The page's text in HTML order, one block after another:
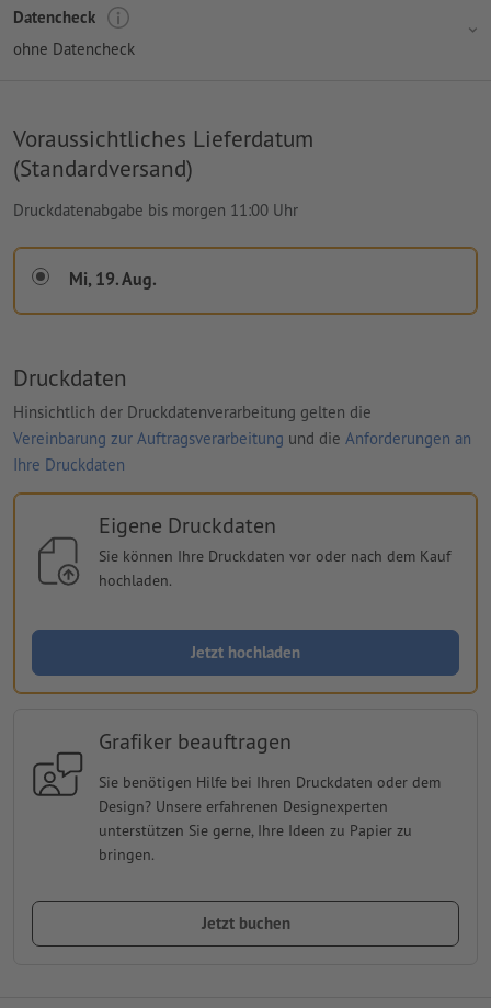
Datencheck
ohne Datencheck
Voraussichtliches Lieferdatum
(Standardversand)
Druckdatenabgabe bis morgen 11:00 Uhr
Mi, 19. Aug.
Druckdaten
Hinsichtlich der Druckdatenverarbeitung gelten die
Vereinbarung zur Auftragsverarbeitung und die Anforderungen an
Ihre Druckdaten
Eigene Druckdaten
Sie können Ihre Druckdaten vor oder nach dem Kauf
hochladen.
Jetzt hochladen
Grafiker beauftragen
Sie benötigen Hilfe bei Ihren Druckdaten oder dem
Design? Unsere erfahrenen Designexperten
unterstützen Sie gerne, Ihre Ideen zu Papier zu
bringen.
Jetzt buchen